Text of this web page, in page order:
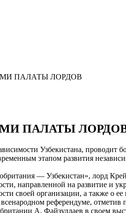
ПАЛАТЫ ЛОРДОВ
ПАЛАТЫ
Узбекистана,
этапом развития
— Узбекистан», лорд
направленной на развитие и
своей организации, а также о
референдуме,
А. Файзуллаев в своем